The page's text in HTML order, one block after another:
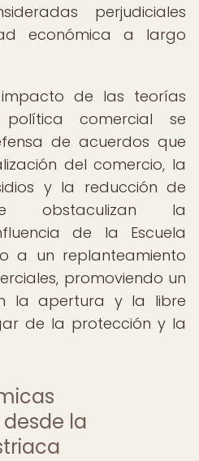
perjudiciales
económica a largo
de las teorías
comercial se
de acuerdos que
del comercio, la
y la reducción de
obstaculizan la
de la Escuela
a un replanteamiento
promoviendo un
la apertura y la libre
de la protección y la
la